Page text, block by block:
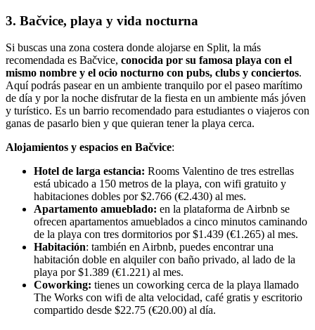
3. Bačvice, playa y vida nocturna
Si buscas una zona costera donde alojarse en Split, la más
recomendada es Bačvice, conocida por su famosa playa con el
mismo nombre y el ocio nocturno con pubs, clubs y conciertos.
Aquí podrás pasear en un ambiente tranquilo por el paseo marítimo
de día y por la noche disfrutar de la fiesta en un ambiente más jóven
y turístico. Es un barrio recomendado para estudiantes o viajeros con
ganas de pasarlo bien y que quieran tener la playa cerca.
Alojamientos y espacios en Bačvice:
Hotel de larga estancia: Rooms Valentino de tres estrellas
está ubicado a 150 metros de la playa, con wifi gratuito y
habitaciones dobles por $2.766 (€2.430) al mes.
Apartamento amueblado: en la plataforma de Airbnb se
ofrecen apartamentos amueblados a cinco minutos caminando
de la playa con tres dormitorios por $1.439 (€1.265) al mes.
Habitación: también en Airbnb, puedes encontrar una
habitación doble en alquiler con baño privado, al lado de la
playa por $1.389 (€1.221) al mes.
Coworking: tienes un coworking cerca de la playa llamado
The Works con wifi de alta velocidad, café gratis y escritorio
compartido desde $22.75 (€20.00) al día.